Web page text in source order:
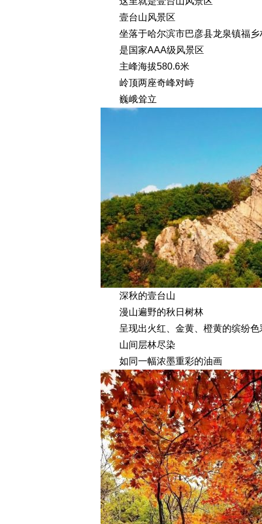
壹台山风景区
坐落于哈尔滨市巴彦县龙泉镇福乡
是国家AAA级风景区
主峰海拔580.6米
岭顶两座奇峰对峙
巍峨耸立
深秋的壹台山
漫山遍野的秋日树林
呈现出火红、金黄、橙黄的缤纷色
山间层林尽染
如同一幅浓墨重彩的油画